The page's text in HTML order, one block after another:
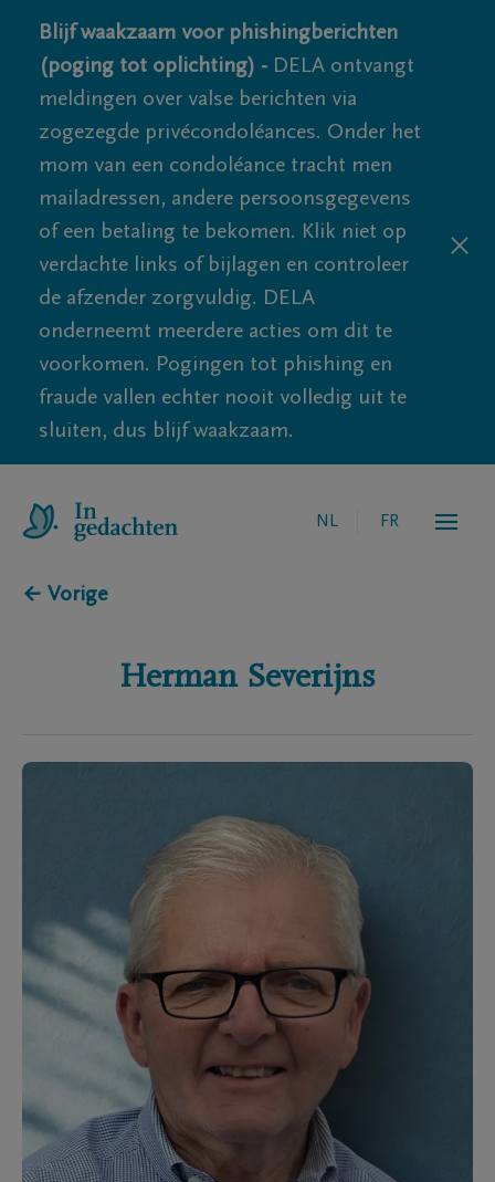
Blijf waakzaam voor phishingberichten
(poging tot oplichting) - DELA ontvangt
meldingen over valse berichten via
zogezegde privécondoléances. Onder het
mom van een condoléance tracht men
mailadressen, andere persoonsgegevens
of een betaling te bekomen. Klik niet op
verdachte links of bijlagen en controleer
de afzender zorgvuldig. DELA
onderneemt meerdere acties om dit te
voorkomen. Pogingen tot phishing en
fraude vallen echter nooit volledig uit te
sluiten, dus blijf waakzaam.
NL FR
← Vorige
Herman Severijns